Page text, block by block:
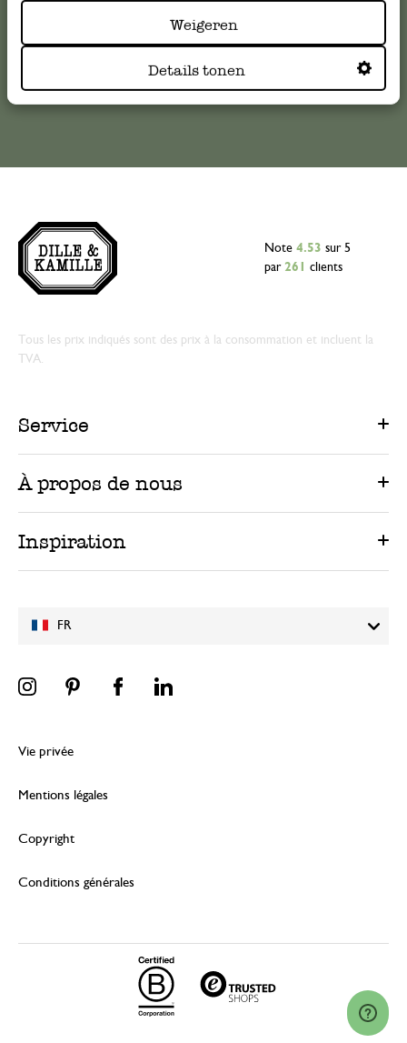
Weigeren
Details tonen
serviceclientele@dille-kamille.com
FR
Note 4.53 sur 5
par 261 clients
Tous les prix indiqués sont des prix à la consommation et incluent la
TVA.
Service
À propos de nous
Inspiration
Vie privée
Mentions légales
Copyright
Conditions générales